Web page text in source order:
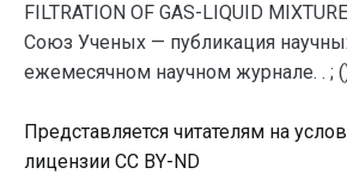
FILTRATION OF GAS-LIQUID
Союз Ученых — публикация
ежемесячном научном журнале. . ;
Представляется читателям на
лицензии CC BY-ND